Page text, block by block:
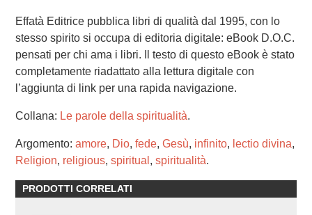
Effatà Editrice pubblica libri di qualità dal 1995, con lo
stesso spirito si occupa di editoria digitale: eBook D.O.C.
pensati per chi ama i libri. Il testo di questo eBook è stato
completamente riadattato alla lettura digitale con
l’aggiunta di link per una rapida navigazione.
Collana: Le parole della spiritualità.
Argomento: amore, Dio, fede, Gesù, infinito, lectio divina,
Religion, religious, spiritual , spiritualità.
PRODOTTI CORRELATI